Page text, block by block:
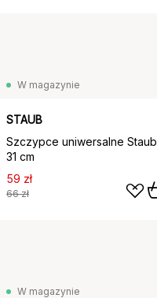
W magazynie
STAUB
Szczypce uniwersalne Staub,
31 cm
59 zł
66 zł
W magazynie